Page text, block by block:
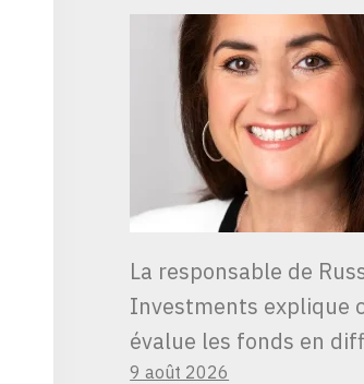
La responsable de
Investments explique
évalue les fonds en
9 août 2026